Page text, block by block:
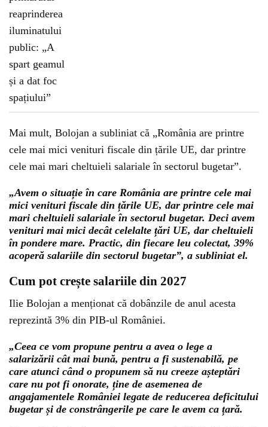
Mai mult, Bolojan a subliniat că „România are printre
cele mai mici venituri fiscale din țările UE, dar printre
cele mai mari cheltuieli salariale în sectorul bugetar”.
„Avem o situație în care România are printre cele mai
mici venituri fiscale din țările UE, dar printre cele mai
mari cheltuieli salariale în sectorul bugetar. Deci avem
venituri mai mici decât celelalte țări UE, dar cheltuieli
în pondere mare. Practic, din fiecare leu colectat, 39%
acoperă salariile din sectorul bugetar”, a subliniat el.
Cum pot crește salariile din 2027
Ilie Bolojan a menționat că dobânzile de anul acesta
reprezintă 3% din PIB-ul României.
„Ceea ce vom propune pentru a avea o lege a
salarizării cât mai bună, pentru a fi sustenabilă, pe
care atunci când o propunem să nu creeze așteptări
care nu pot fi onorate, ține de asemenea de
angajamentele României legate de reducerea deficitului
bugetar și de constrângerile pe care le avem ca țară.